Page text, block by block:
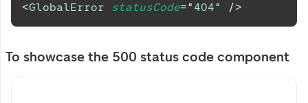
<GlobalError statusCode=" 404" />
To showcase the 500 status code component